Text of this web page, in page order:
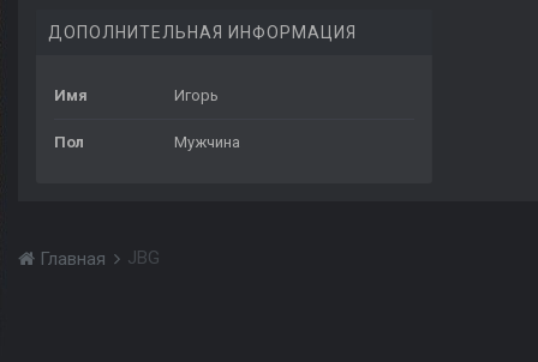
ДОПОЛНИТЕЛЬНАЯ ИНФОРМАЦИЯ
Имя Игорь
Пол Мужчина
Главная JBG